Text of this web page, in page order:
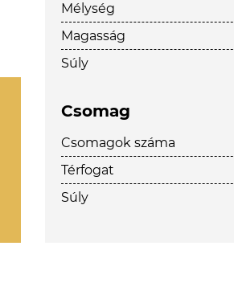
Mélység
Magasság
Súly
Csomag
Csomagok száma
Térfogat
Súly